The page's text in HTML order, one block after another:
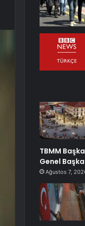
TBMM
Genel
Ağustos 7,